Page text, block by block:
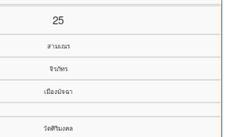
25
สามเณร
จิรภัทร
เมืองมัจฉา
วัดศิริมงคล